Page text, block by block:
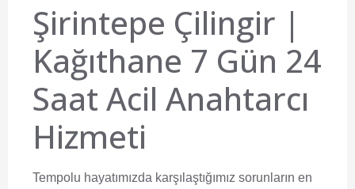
Şirintepe Çilingir |
Kağıthane 7 Gün 24
Saat Acil Anahtarcı
Hizmeti
Tempolu hayatımızda karşılaştığımız sorunların en